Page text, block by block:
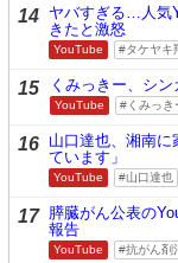
14 ヤバすぎる…人気
きたと激怒
YouTube タケヤキ
15 くみっきー、シ
YouTube くみっき
16 山口達也、湘南に
ています」
YouTube 山口達也
17 膵臓がん公表の
報告
YouTube 抗がん剤